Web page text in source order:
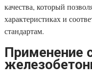
качества, который
характеристиках и
стандартам.
Применение